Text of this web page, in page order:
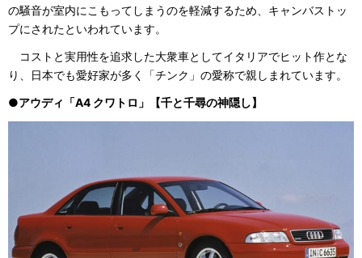
の騒音が室内にこもってしまうのを軽減するため、キャンバストッ
プにされたといわれています。
コストと実用性を追求した大衆車としてイタリアでヒット作とな
り、日本でも愛好家が多く「チンク」の愛称で親しまれています。
●アウディ「A4 クワトロ」【千と千尋の神隠し】